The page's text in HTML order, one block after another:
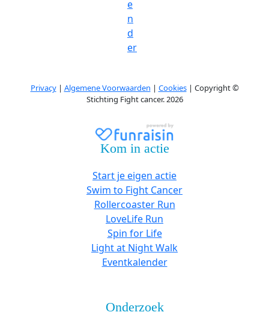
e
n
d
er
Privacy| Algemene Voorwaarden | Cookies| Copyright ©
Stichting Fight cancer. 2026
Kom in actie
Start je eigen actie
Swim to Fight Cancer
Rollercoaster Run
LoveLife Run
Spin for Life
Light at Night Walk
Eventkalender
Onderzoek